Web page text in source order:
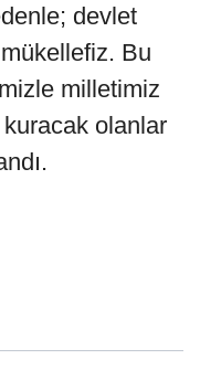
devlet
Bu
milletimiz
olanlar